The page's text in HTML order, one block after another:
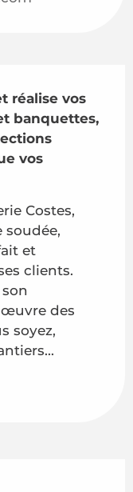
réalise vos
banquettes,
vos
Costes,
et
clients.
œuvre des
soyez,